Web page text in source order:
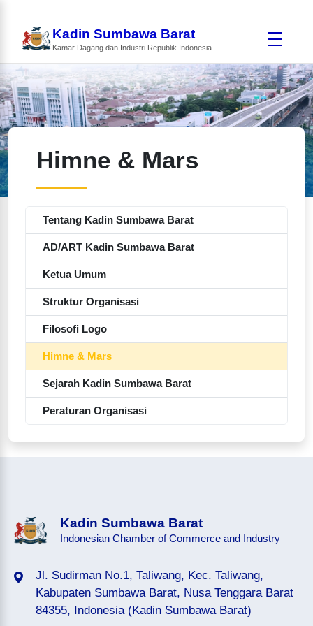
Kadin Sumbawa Barat
Kamar Dagang dan Industri Republik Indonesia
Himne & Mars
Tentang Kadin Sumbawa Barat
AD/ART Kadin Sumbawa Barat
Ketua Umum
Struktur Organisasi
Filosofi Logo
Himne & Mars
Sejarah Kadin Sumbawa Barat
Peraturan Organisasi
Kadin Sumbawa Barat
Indonesian Chamber of Commerce and Industry
Jl. Sudirman No.1, Taliwang, Kec. Taliwang,
Kabupaten Sumbawa Barat, Nusa Tenggara Barat
84355, Indonesia (Kadin Sumbawa Barat)